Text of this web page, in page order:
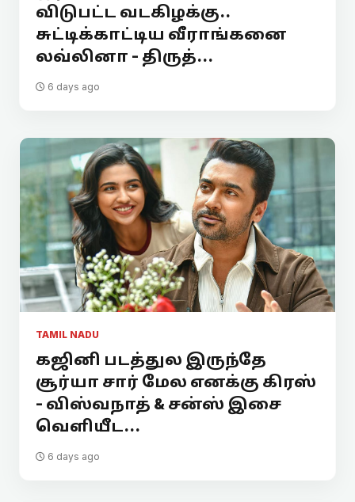
விடுபட்ட வடகிழக்கு..
சுட்டிக்காட்டிய வீராங்கனை
லவ்லினா - திருத்...
6 days ago
TAMIL NADU
கஜினி படத்துல இருந்தே
சூர்யா சார் மேல எனக்கு கிரஸ்
- விஸ்வநாத் & சன்ஸ் இசை
வெளியீட...
6 days ago